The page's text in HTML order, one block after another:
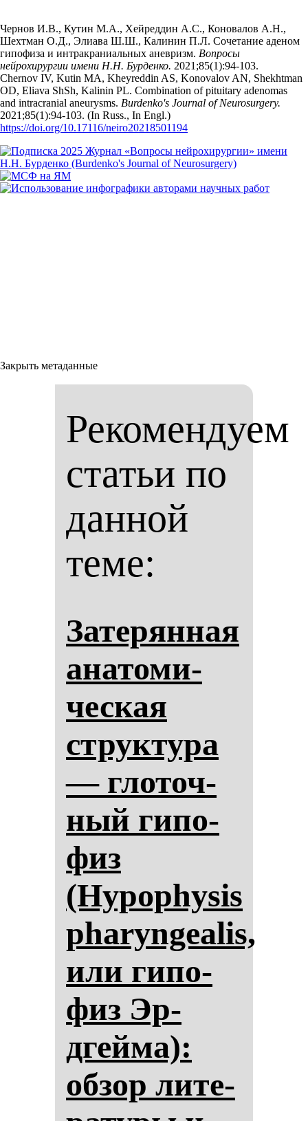
Чернов И.В., Кутин М.А., Хейреддин А.С., Коновалов А.Н.,
Шехтман О.Д., Элиава Ш.Ш., Калинин П.Л. Сочетание аденом
гипофиза и интракраниальных аневризм. Вопросы
нейрохирургии имени Н.Н. Бурденко. 2021;85(1):94‑103.
Chernov IV, Kutin MA, Kheyreddin AS, Konovalov AN, Shekhtman
OD, Eliava ShSh, Kalinin PL. Combination of pituitary adenomas
and intracranial aneurysms. Burdenko's Journal of Neurosurgery.
2021;85(1):94‑103. (In Russ., In Engl.)
https://doi.org/10.17116/neiro20218501194
Закрыть метаданные
Рекомендуем
статьи по
данной
теме:
За­те­рян­ная
ана­то­ми­
чес­кая
струк­ту­ра
— гло­точ­
ный ги­по­
физ
(Hypophysis
pharyngealis,
или ги­по­
физ Эр­
дгей­ма):
об­зор ли­те­